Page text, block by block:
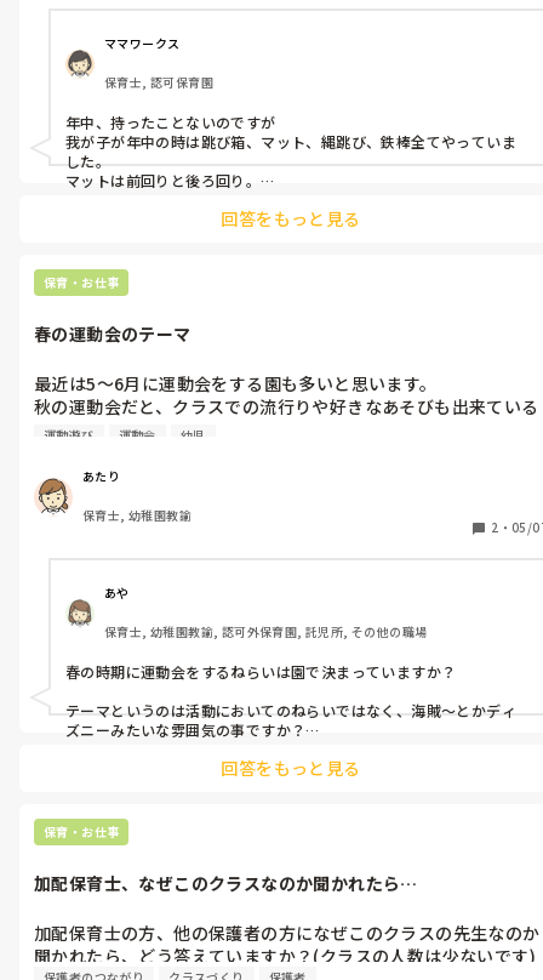
ママワークス
保育士, 認可保育園
年中、持ったことないのですが
我が子が年中の時は跳び箱、マット、縄跳び、鉄棒全てやっていま
した。
マットは前回りと後ろ回り。
鉄棒は逆上がりまでやってましたよ！
回答をもっと見る
保育・お仕事
春の運動会のテーマ
最近は5〜6月に運動会をする園も多いと思います。
秋の運動会だと、クラスでの流行りや好きなあそびも出来ている
のでテーマが決めやすいのですが、春の運動会だとそこが難しく
皆さんはどうされていますか？3歳以上児クラスの話を教えてほ
しいです。
よろしくお願いいたします。
運動遊び 運動会 幼児
あたり
保育士, 幼稚園教諭
2 ・ 05/
あや
保育士, 幼稚園教諭, 認可外保育園, 託児所, その他の職場
春の時期に運動会をするねらいは園で決まっていますか？
テーマというのは活動においてのねらいではなく、海賊〜とかディ
ズニーみたいな雰囲気の事ですか？
私的にはこれからクラスを構築していく時期、担任の先生の推しや
園に特に決まりがなければですが、ジャニーズしばりの先生とかも
回答をもっと見る
保育・お仕事
加配保育士、なぜこのクラスなのか聞かれたら…
加配保育士の方、他の保護者の方になぜこのクラスの先生なのか
聞かれたら、どう答えていますか？(クラスの人数は少ないです)